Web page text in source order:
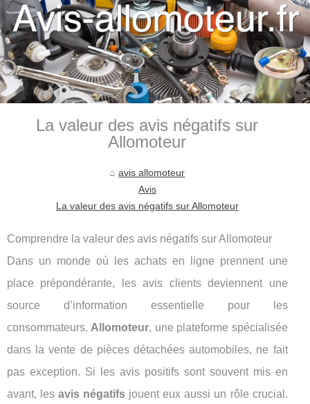
La valeur des avis négatifs sur
Allomoteur
avis allomoteur
Avis
La valeur des avis négatifs sur Allomoteur
Comprendre la valeur des avis négatifs sur Allomoteur
Dans un monde où les achats en ligne prennent une
place prépondérante, les avis clients deviennent une
source d’information essentielle pour les
consommateurs. Allomoteur, une plateforme spécialisée
dans la vente de pièces détachées automobiles, ne fait
pas exception. Si les avis positifs sont souvent mis en
avant, lesavis négatifs jouent eux aussi un rôle crucial.